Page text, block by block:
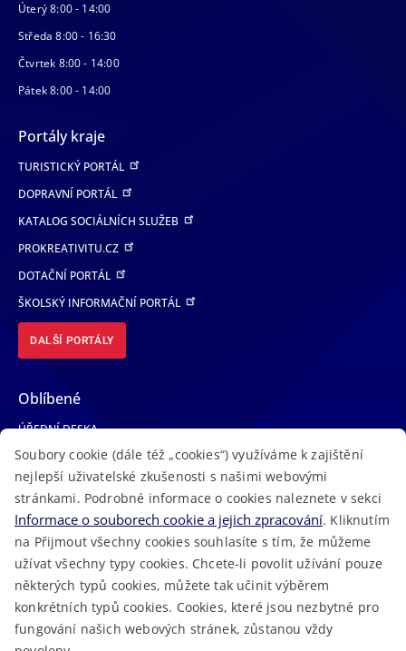
Úterý 8:00 - 14:00
Středa 8:00 - 16:30
Čtvrtek 8:00 - 14:00
Pátek 8:00 - 14:00
Portály kraje
TURISTICKÝ PORTÁL
DOPRAVNÍ PORTÁL
KATALOG SOCIÁLNÍCH SLUŽEB
PROKREATIVITU.CZ
DOTAČNÍ PORTÁL
ŠKOLSKÝ INFORMAČNÍ PORTÁL
DALŠÍ PORTÁLY
Oblíbené
ÚŘEDNÍ DESKA
TELEFONNÍ SEZNAM
LÉKAŘSKÁ POHOTOVOST
VOLNÁ MÍSTA
AKTUALITY
2023 © Královéhradecký kraj • Vytvořeno vMacron Software
Soubory cookie (dále též „cookies“) využíváme k zajištění
nejlepší uživatelské zkušenosti s našimi webovými
stránkami. Podrobné informace o cookies naleznete v sekci
Informace o souborech cookie a jejich zpracování. Kliknutím
na Přijmout všechny cookies souhlasíte s tím, že můžeme
užívat všechny typy cookies. Chcete-li povolit užívání pouze
některých typů cookies, můžete tak učinit výběrem
konkrétních typů cookies. Cookies, které jsou nezbytné pro
fungování našich webových stránek, zůstanou vždy